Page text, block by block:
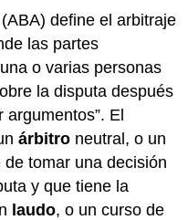
define el arbitraje
las partes
o varias personas
la disputa después
El
árbitro neutral, o un
tomar una decisión
y que tiene la
laudo, o un curso de